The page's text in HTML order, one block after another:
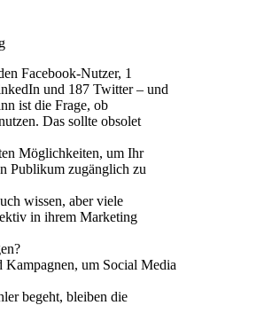
Facebook-Nutzer, 1
und 187 Twitter – und
ist die Frage, ob
Das sollte obsolet
Möglichkeiten, um Ihr
Publikum zugänglich zu
wissen, aber viele
in ihrem Marketing
um Social Media
begeht, bleiben die